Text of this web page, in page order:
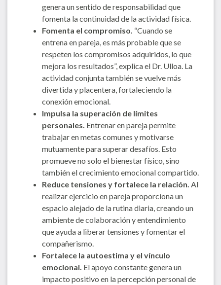
genera un sentido de responsabilidad que
fomenta la continuidad de la actividad física.
Fomenta el compromiso. “Cuando se
entrena en pareja, es más probable que se
respeten los compromisos adquiridos, lo que
mejora los resultados”, explica el Dr. Ulloa. La
actividad conjunta también se vuelve más
divertida y placentera, fortaleciendo la
conexión emocional.
Impulsa la superación de límites
personales. Entrenar en pareja permite
trabajar en metas comunes y motivarse
mutuamente para superar desafíos. Esto
promueve no solo el bienestar físico, sino
también el crecimiento emocional compartido.
Reduce tensiones y fortalece la relación. Al
realizar ejercicio en pareja proporciona un
espacio alejado de la rutina diaria, creando un
ambiente de colaboración y entendimiento
que ayuda a liberar tensiones y fomentar el
compañerismo.
Fortalece la autoestima y el vínculo
emocional. El apoyo constante genera un
impacto positivo en la percepción personal de